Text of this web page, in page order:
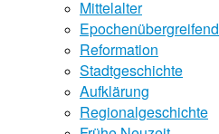
Mittelalter
Epochenübergreifend
Reformation
Stadtgeschichte
Aufklärung
Regionalgeschichte